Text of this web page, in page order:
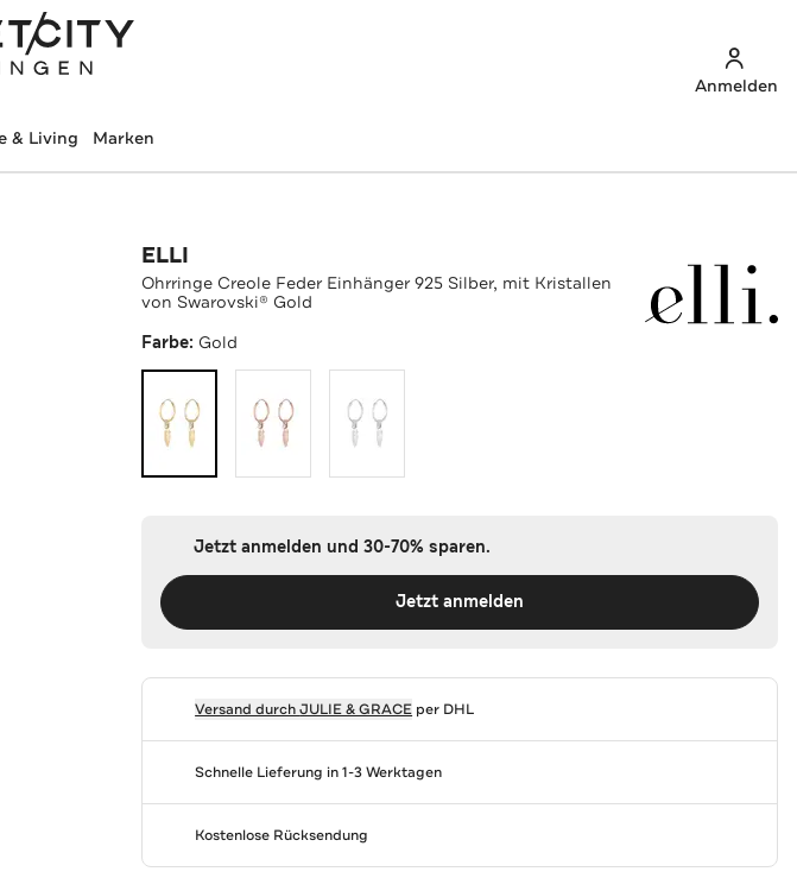
Anmelden
& Living Marken
ELLI
Ohrringe Creole Feder Einhänger 925 Silber, mit Kristallen
von Swarovski® Gold
Farbe: Gold
Jetzt anmelden und 30-70% sparen.
Jetzt anmelden
Versand durchJULIE & GRACE per DHL
Schnelle Lieferung in 1-3 Werktagen
Kostenlose Rücksendung